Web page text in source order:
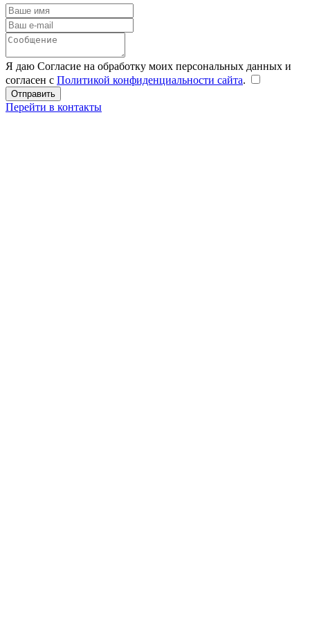
Я даю Согласие на обработку моих персональных данных и
согласен с Политикой конфиденциальности сайта.
Перейти в контакты